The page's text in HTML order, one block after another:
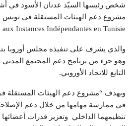
شخص رئيسها السيّد عدنان الأسود في
aux Instances Indépendantes en Tunisie
والذي يشرف على تنفيذه مجلس أوروبا
التابع للاتحاد الأوروبي.
ويهدف “مشروع دعم الهيئات المستقلة
في ممارسة مهامها من خلال دعم
تنظيمهما الداخلي وتعزيز قدرات